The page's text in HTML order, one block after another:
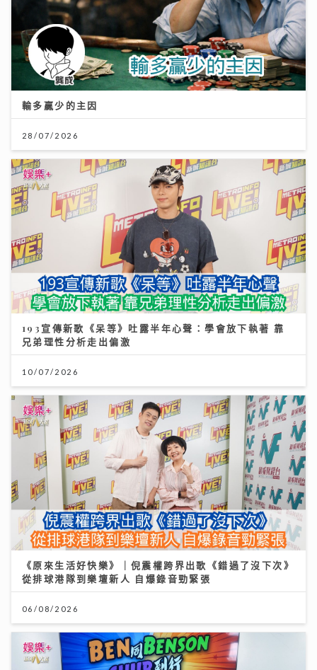
輸多贏少的主因
28/07/2026
193宣傳新歌《呆等》吐露半年心聲：學會放下執著 靠
兄弟理性分析走出偏激
10/07/2026
《原來生活好快樂》｜倪震權跨界出歌《錯過了沒下次》
從排球港隊到樂壇新人 自爆錄音勁緊張
06/08/2026